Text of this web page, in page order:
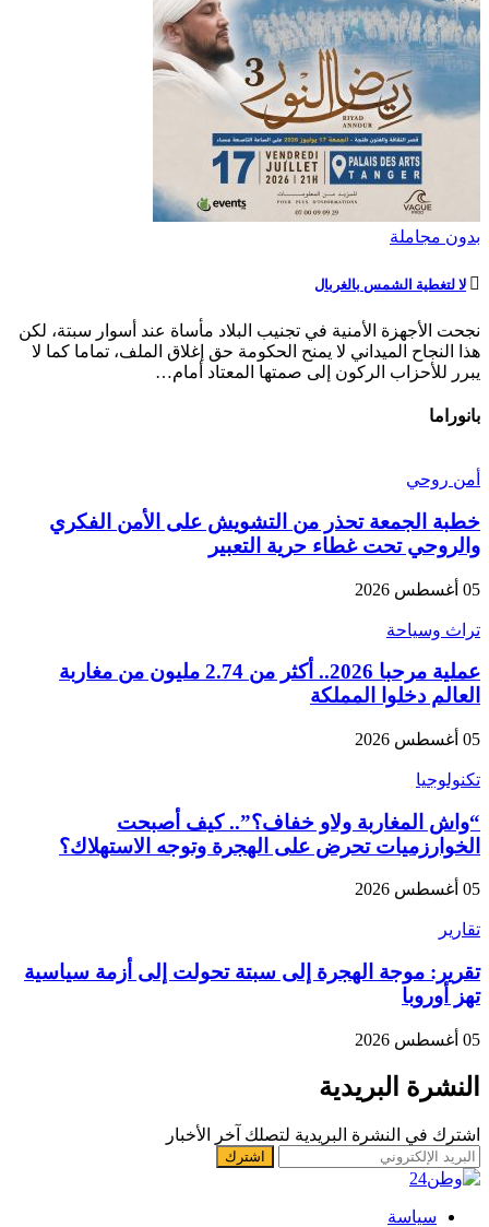
بدون مجاملة
لا لتغطية الشمس بالغربال
نجحت الأجهزة الأمنية في تجنيب البلاد مأساة عند أسوار سبتة، لكن
هذا النجاح الميداني لا يمنح الحكومة حق إغلاق الملف، تماما كما لا
يبرر للأحزاب الركون إلى صمتها المعتاد أمام…
بانوراما
أمن روحي
خطبة الجمعة تحذر من التشويش على الأمن الفكري
والروحي تحت غطاء حرية التعبير
05 أغسطس 2026
تراث وسياحة
عملية مرحبا 2026.. أكثر من 2.74 مليون من مغاربة
العالم دخلوا المملكة
05 أغسطس 2026
تكنولوجيا
“واش المغاربة ولاو خفاف؟”.. كيف أصبحت
الخوارزميات تحرض على الهجرة وتوجه الاستهلاك؟
05 أغسطس 2026
تقارير
تقرير: موجة الهجرة إلى سبتة تحولت إلى أزمة سياسية
تهز أوروبا
05 أغسطس 2026
النشرة البريدية
اشترك في النشرة البريدية لتصلك آخر الأخبار
سياسة